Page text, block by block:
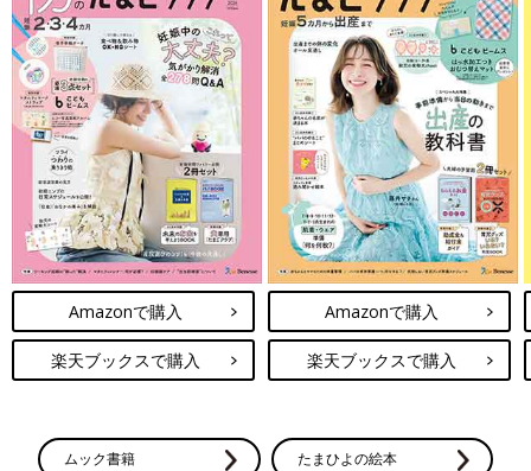
Amazonで購入
楽天ブックスで購入
Amazonで購入
楽天ブックスで購入
ムック書籍 たまひよの絵本